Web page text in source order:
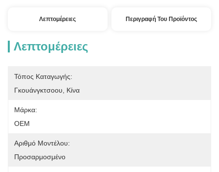
Λεπτομέρειες Περιγραφή Του Προϊόντος
Λεπτομέρειες
Τόπος Καταγωγής:
Γκουάνγκτσοου, Κίνα
Μάρκα:
OEM
Αριθμό Μοντέλου:
Προσαρμοσμένο